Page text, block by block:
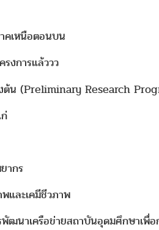
คเหนือตอนบน
รงการแล้ววว
ต้น (Preliminary Research
ากร
และเคมีชีวภาพ
พัฒนาเครือข่ายสถาบันอุดมศึกษาเพื่